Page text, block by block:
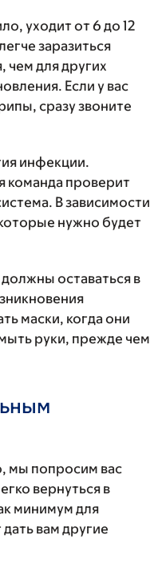
уходит от 6 до 12
заразиться
чем для других
Если у вас
сразу звоните
инфекции.
команда проверит
В зависимости
нужно будет
оставаться в
маски, когда они
руки, прежде чем
мы попросим вас
вернуться в
минимум для
вам другие